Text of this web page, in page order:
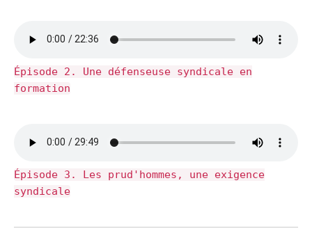
Épisode 2. Une défenseuse syndicale en
formation
Épisode 3. Les prud'hommes, une exigence
syndicale